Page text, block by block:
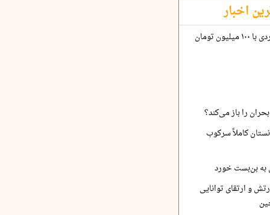
اخبار
چگونه قرارداد ۱۰۰ میلیاردی با ۱۰۰ میلیون تومان
را باز می‌کند؟
کاملاً سرکوب
به بن‌بست خورد
و ارتقای توانایی